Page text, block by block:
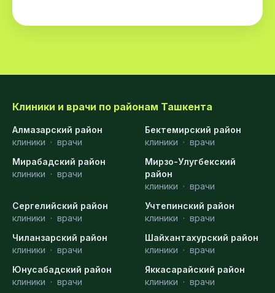
Клиники и врачи по районам Ташкента
Алмазарский район
клиники · врачи
Бектемирский район
клиники · врачи
Мирабадский район
клиники · врачи
Мирзо-Улугбекский
район
клиники · врачи
Сергелийский район
клиники · врачи
Учтепинский район
клиники · врачи
Чиланзарский район
клиники · врачи
Шайхантахурский район
клиники · врачи
Юнусабадский район
клиники · врачи
Яккасарайский район
клиники · врачи